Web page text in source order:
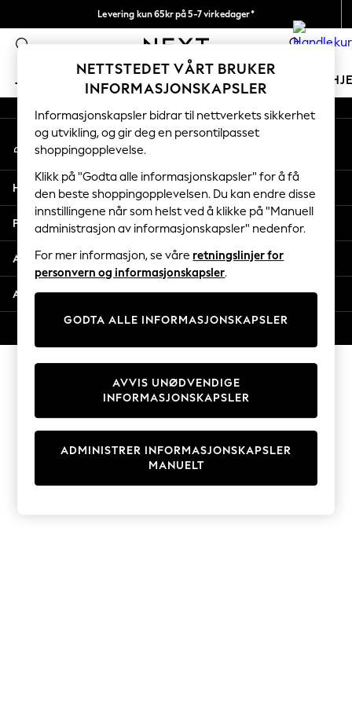
Levering kun 65kr på 5-7 virkedager*
Vi betaler alle tollavgifter 0
JENTER GUTTER BABY KVINNER
GIRLS
New In
50 - 92cm
98 - 110cm
116 - 134cm
140 - 174cm
Trending: Top & Short Sets
Trending: Clogs
Toy Story
THE SET
Coats & Jackets
Sweatshirts & Hoodies
Knitwear
Cardigans
Dresses
Sets & Outfits
T-Shirts
An error occurred on client
Våre sosiale nettverk
Min konto
Logg inn på kontoen din
Hjelp
Personvern & Juridisk
Avdelinger
Andre tjenester
NETTSTEDET VÅRT BRUKER
INFORMASJONSKAPSLER
Informasjonskapsler bidrar til nettverkets sikkerhet
og utvikling, og gir deg en persontilpasset
shoppingopplevelse.
Klikk på "Godta alle informasjonskapsler" for å få
den beste shoppingopplevelsen. Du kan endre disse
innstillingene når som helst ved å klikke på "Manuell
administrasjon av informasjonskapsler" nedenfor.
For mer informasjon, se våre retningslinjer for
personvern og informasjonskapsler.
GODTA ALLE INFORMASJONSKAPSLER
ADMINISTRER INFORMASJONSKAPSLER
MANUELT
AVVIS UNØDVENDIGE
INFORMASJONSKAPSLER